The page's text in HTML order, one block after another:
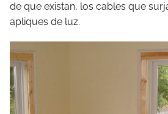
de que existan, los cables que
apliques de luz.